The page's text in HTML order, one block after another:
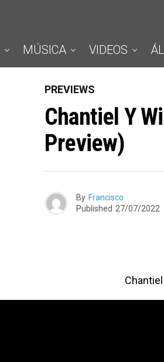
MÚSICA VIDEOS
PREVIEWS
Chantiel Y
Preview)
By Francisco
Published 27/07/2022